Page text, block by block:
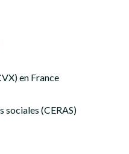
en France
sociales (CERAS)